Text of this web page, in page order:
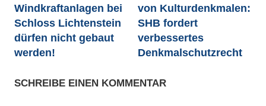
Windkraftanlagen bei
Schloss Lichtenstein
dürfen nicht gebaut
werden!
von Kulturdenkmalen:
SHB fordert
verbessertes
Denkmalschutzrecht
SCHREIBE EINEN KOMMENTAR